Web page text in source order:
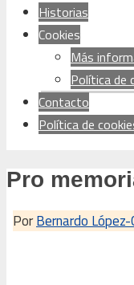
Historias
Cookies
Más
Política de
Contacto
Política de
Pro
PorBernardo López-